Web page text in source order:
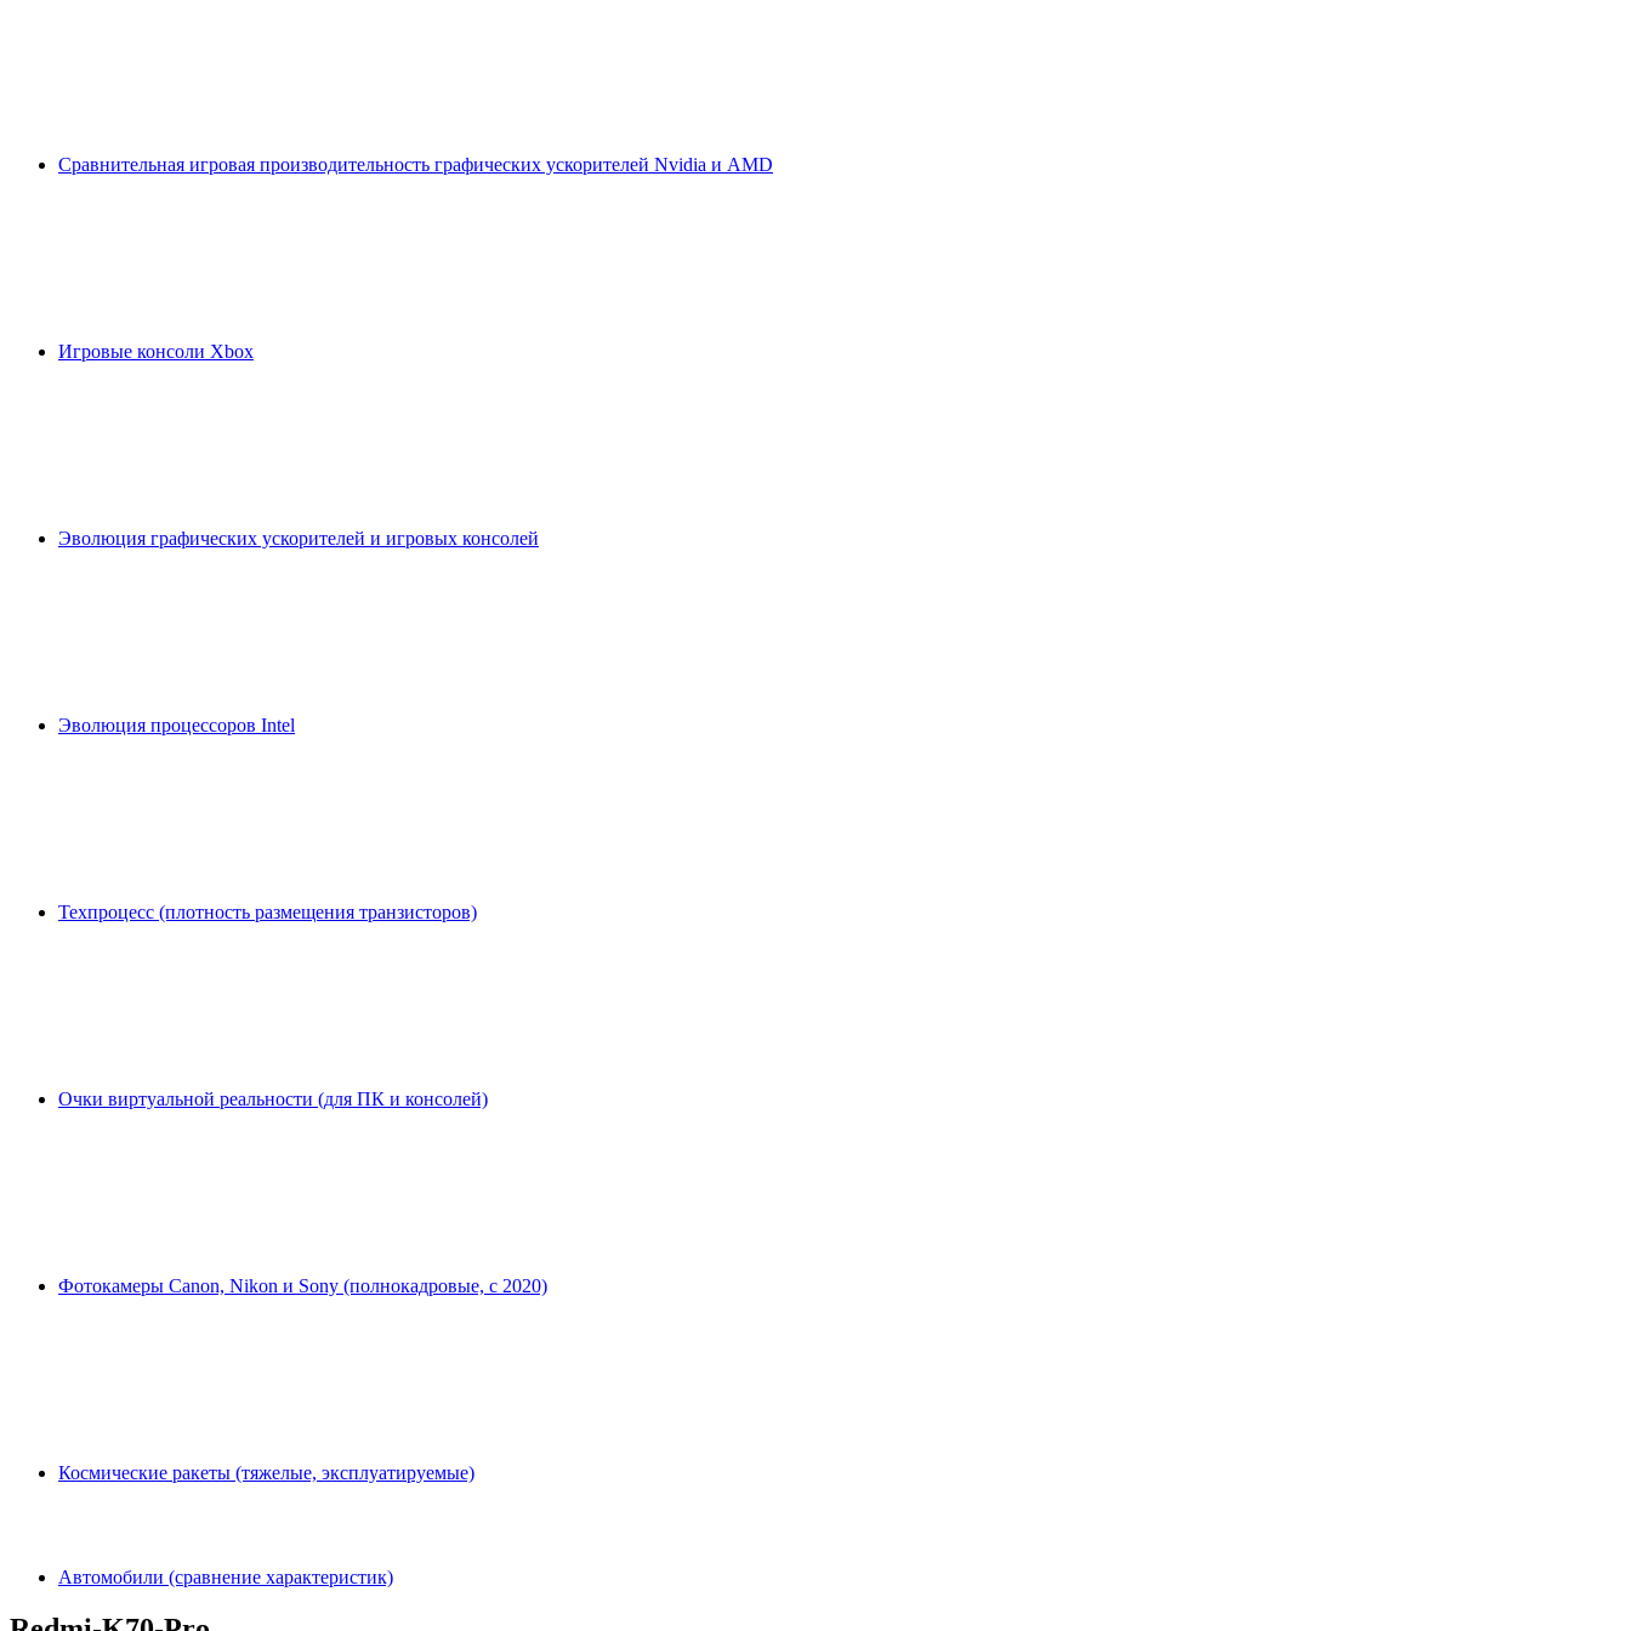
Сравнительная игровая производительность графических ускорителей Nvidia и AMD
Игровые консоли Xbox
Эволюция графических ускорителей и игровых консолей
Эволюция процессоров Intel
Техпроцесс (плотность размещения транзисторов)
Очки виртуальной реальности (для ПК и консолей)
Фотокамеры Canon, Nikon и Sony (полнокадровые, с 2020)
Космические ракеты (тяжелые, эксплуатируемые)
Автомобили (сравнение характеристик)